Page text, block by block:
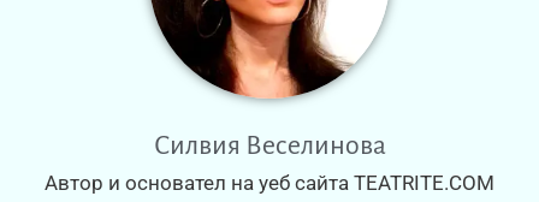
Силвия Веселинова
Автор и основател на уеб сайта TEATRITE.COM